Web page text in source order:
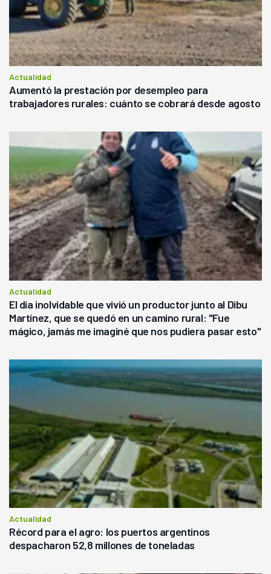
Actualidad
Aumentó la prestación por desempleo para
trabajadores rurales: cuánto se cobrará desde agosto
Actualidad
El día inolvidable que vivió un productor junto al Dibu
Martínez, que se quedó en un camino rural: "Fue
mágico, jamás me imaginé que nos pudiera pasar esto"
Actualidad
Récord para el agro: los puertos argentinos
despacharon 52,8 millones de toneladas